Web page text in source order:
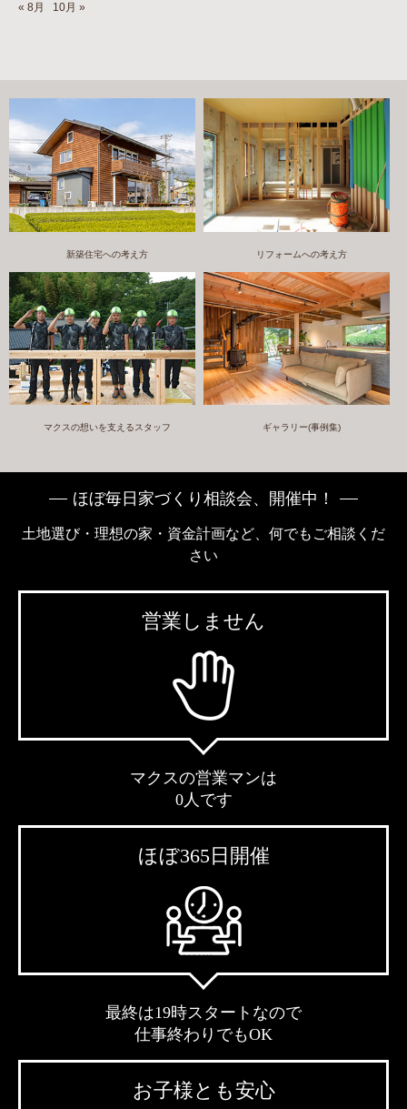
« 8月 10月 »
新築住宅への考え方 リフォームへの考え方
マクスの想いを支えるスタッフ ギャラリー(事例集)
ほぼ毎日家づくり相談会、開催中！
土地選び・理想の家・資金計画など、何でもご相談くだ
さい
営業しません
マクスの営業マンは
0人です
ほぼ365日開催
最終は19時スタートなので
仕事終わりでもOK
お子様とも安心